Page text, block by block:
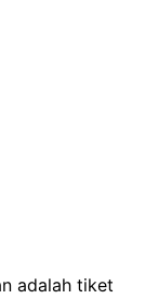
adalah tiket